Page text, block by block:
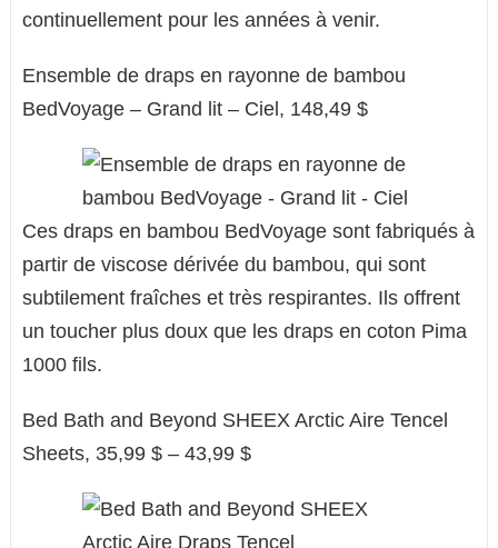
continuellement pour les années à venir.
Ensemble de draps en rayonne de bambou
BedVoyage – Grand lit – Ciel, 148,49 $
Ces draps en bambou BedVoyage sont fabriqués à
partir de viscose dérivée du bambou, qui sont
subtilement fraîches et très respirantes. Ils offrent
un toucher plus doux que les draps en coton Pima
1000 fils.
Bed Bath and Beyond SHEEX Arctic Aire Tencel
Sheets, 35,99 $ – 43,99 $